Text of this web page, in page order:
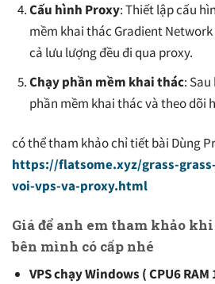
Cấu hình Proxy: Thiết lập cấu
mềm khai thác Gradient
cả lưu lượng đều đi qua proxy.
Chạy phần mềm khai thác:
phần mềm khai thác và theo dõi
có thể tham khảo chỉ tiết bài Dùng
https://flatsome.xyz/grass-
voi-vps-va-proxy.html
Giá để anh em tham khảo
bên mình có cấp nhé
VPS chạy Windows ( CPU6